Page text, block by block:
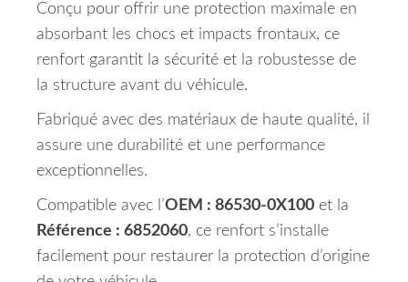
Conçu pour offrir une protection maximale en
absorbant les chocs et impacts frontaux, ce
renfort garantit la sécurité et la robustesse de
la structure avant du véhicule.
Fabriqué avec des matériaux de haute qualité, il
assure une durabilité et une performance
exceptionnelles.
Compatible avec l’OEM : 86530-0X100 et la
Référence : 6852060, ce renfort s’installe
facilement pour restaurer la protection d’origine